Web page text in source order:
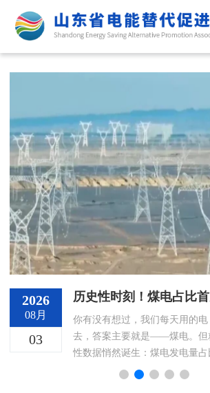
法
业
服
务
公
共
平
台
电
力
科
党
建
工
关
于
们
2026
08月
03
你有没有想过，我们每天用的
去，答案主要就是——煤电。但
性数据悄然诞生：煤电发电量
着，中国电力系统正在经历一